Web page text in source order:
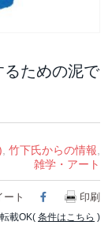
るための泥で
, 竹下氏からの情報,
雑学・アート
ート Facebook
印刷
載OK( 条件はこちら )